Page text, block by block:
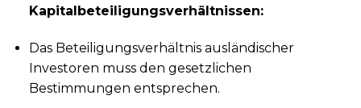
Kapitalbeteiligungsverhältnissen:
Das Beteiligungsverhältnis ausländischer
Investoren muss den gesetzlichen
Bestimmungen entsprechen.